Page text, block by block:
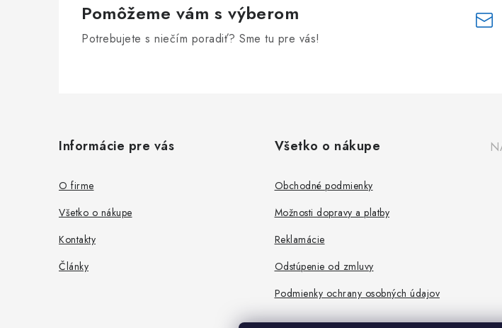
Pomôžeme vám s výberom
Potrebujete s niečím poradiť? Sme tu pre vás!
Informácie pre vás
O firme
Všetko o nákupe
Kontakty
Články
Všetko o nákupe
Obchodné podmienky
Možnosti dopravy a platby
Reklamácie
Odstúpenie od zmluvy
Podmienky ochrany osobných údajov